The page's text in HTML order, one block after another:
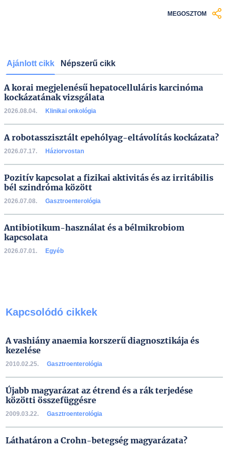
MEGOSZTOM
Ajánlott cikk Népszerű cikk
A korai megjelenésű hepatocelluláris karcinóma
kockázatának vizsgálata
2026.08.04. Klinikai onkológia
A robotasszisztált epehólyag-eltávolítás kockázata?
2026.07.17. Háziorvostan
Pozitív kapcsolat a fizikai aktivitás és az irritábilis
bél szindróma között
2026.07.08. Gasztroenterológia
Antibiotikum-használat és a bélmikrobiom
kapcsolata
2026.07.01. Egyéb
Kapcsolódó cikkek
A vashiány anaemia korszerű diagnosztikája és
kezelése
2010.02.25. Gasztroenterológia
Újabb magyarázat az étrend és a rák terjedése
közötti összefüggésre
2009.03.22. Gasztroenterológia
Láthatáron a Crohn-betegség magyarázata?